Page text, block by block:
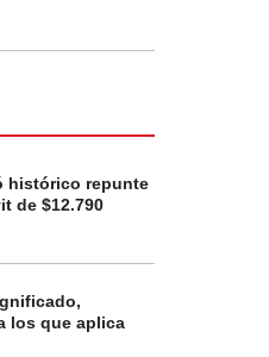
histórico repunte
de $12.790
los que aplica